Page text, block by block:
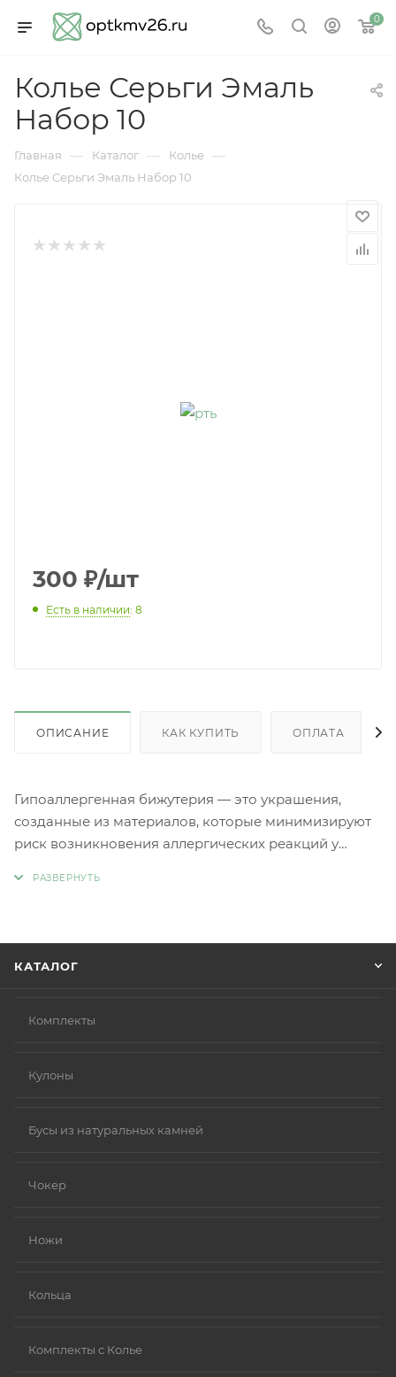
0
Колье Серьги Эмаль
Набор 10
Главная — Каталог — Колье —
Колье Серьги Эмаль Набор 10
300 ₽/шт
Есть в наличии: 8
ОПИСАНИЕ КАК КУПИТЬ ОПЛАТА
Гипоаллергенная бижутерия — это украшения,
созданные из материалов, которые минимизируют
риск возникновения аллергических реакций у
гипоаллергенной бижутерии используются
Нержавеющая сталь.
в сплаве может вызывать реакцию).
покрытия других металлов, таких как золото или
Золото (особенно высокой пробы, хотя даже
Платина.
КАТАЛОГ
Комплекты
Кулоны
Бусы из натуральных камней
Чокер
Ножи
Кольца
Комплекты с Колье